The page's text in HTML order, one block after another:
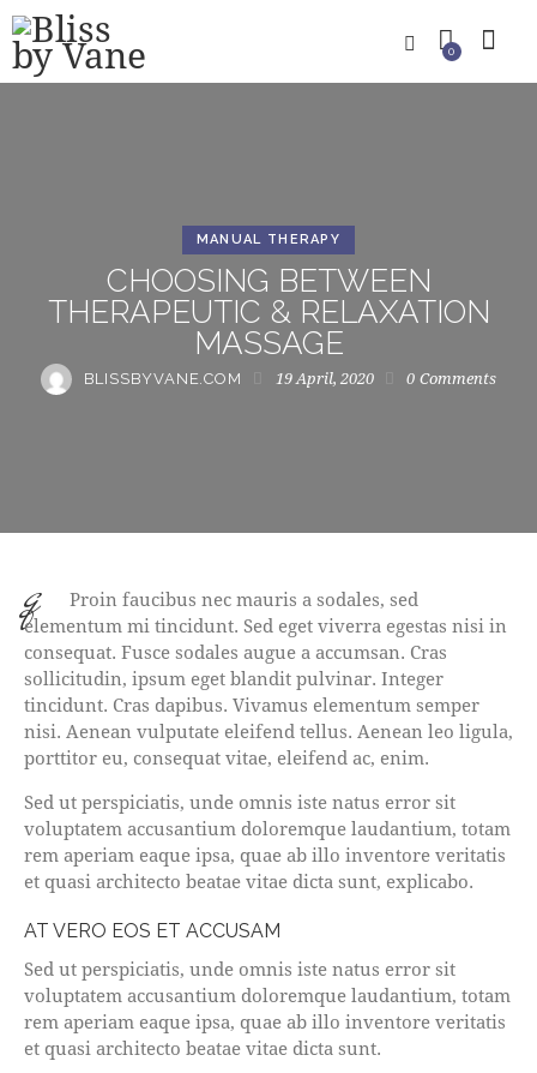
0
MANUAL THERAPY
CHOOSING BETWEEN
THERAPEUTIC & RELAXATION
MASSAGE
BLISSBYVANE.COM 19 April, 2020 0 Comments
q
Proin faucibus nec mauris a sodales, sed
elementum mi tincidunt. Sed eget viverra egestas nisi in
consequat. Fusce sodales augue a accumsan. Cras
sollicitudin, ipsum eget blandit pulvinar. Integer
tincidunt. Cras dapibus. Vivamus elementum semper
nisi. Aenean vulputate eleifend tellus. Aenean leo ligula,
porttitor eu, consequat vitae, eleifend ac, enim.
Sed ut perspiciatis, unde omnis iste natus error sit
voluptatem accusantium doloremque laudantium, totam
rem aperiam eaque ipsa, quae ab illo inventore veritatis
et quasi architecto beatae vitae dicta sunt, explicabo.
AT VERO EOS ET ACCUSAM
Sed ut perspiciatis, unde omnis iste natus error sit
voluptatem accusantium doloremque laudantium, totam
rem aperiam eaque ipsa, quae ab illo inventore veritatis
et quasi architecto beatae vitae dicta sunt.